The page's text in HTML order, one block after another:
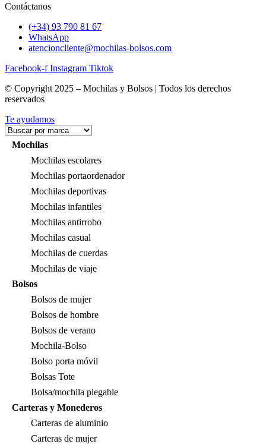
Contáctanos
(+34) 93 790 81 67
WhatsApp
atencioncliente@mochilas-bolsos.com
Facebook-f Instagram Tiktok
© Copyright 2025 – Mochilas y Bolsos | Todos los derechos
reservados
Te ayudamos
Mochilas
Mochilas escolares
Mochilas portaordenador
Mochilas deportivas
Mochilas infantiles
Mochilas antirrobo
Mochilas casual
Mochilas de cuerdas
Mochilas de viaje
Bolsos
Bolsos de mujer
Bolsos de hombre
Bolsos de verano
Mochila-Bolso
Bolso porta móvil
Bolsas Tote
Bolsa/mochila plegable
Carteras y Monederos
Carteras de aluminio
Carteras de mujer